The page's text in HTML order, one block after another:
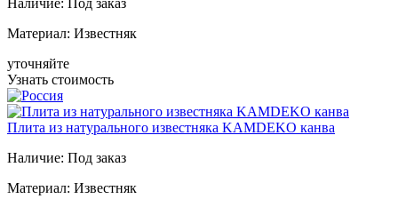
Материал: Известняк
уточняйте
Узнать стоимость
Плита из натурального известняка KAMDEKO канва
Наличие: Под заказ
Материал: Известняк